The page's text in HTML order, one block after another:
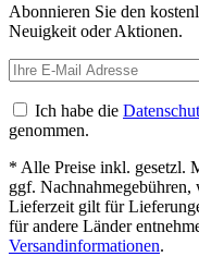
Abonnieren Sie den
Neuigkeit oder Aktionen.
Ich habe die
genommen.
* Alle Preise inkl. gesetzl.
ggf. Nachnahmegebühren,
Lieferzeit gilt für
für andere Länder
Versandinformationen.